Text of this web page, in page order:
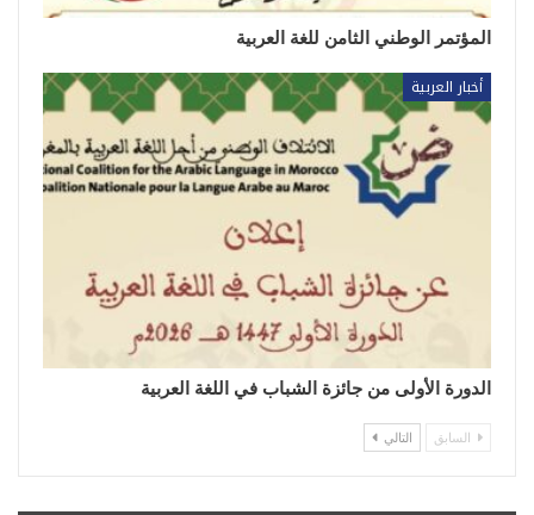
المؤتمر الوطني الثامن للغة العربية
أخبار العربية
الدورة الأولى من جائزة الشباب في اللغة العربية
السابق التالي